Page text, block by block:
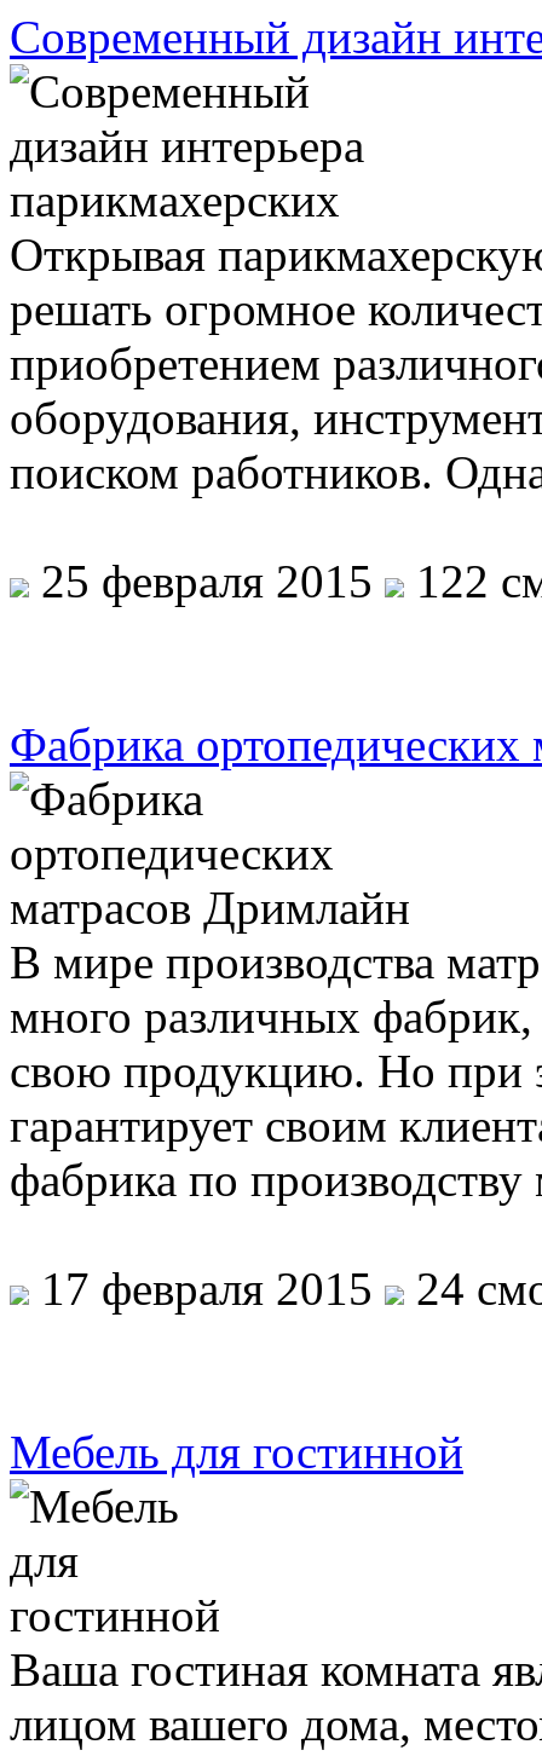
Современный дизайн
Открывая
решать огромное
приобретением
оборудования,
поиском работников.
25 февраля 2015 122
Фабрика
В мире производства
много различных
свою продукцию. Но при
гарантирует своим
фабрика по
17 февраля 2015 24
Мебель для гостинной
Ваша гостиная комната
лицом вашего дома,